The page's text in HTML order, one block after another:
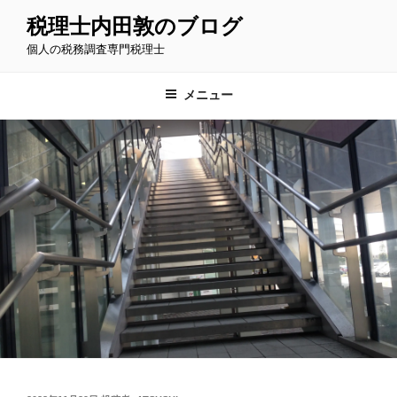
ス
キ
ッ
プ
税理士内田敦のブログ
個人の税務調査専門税理士
メニュー